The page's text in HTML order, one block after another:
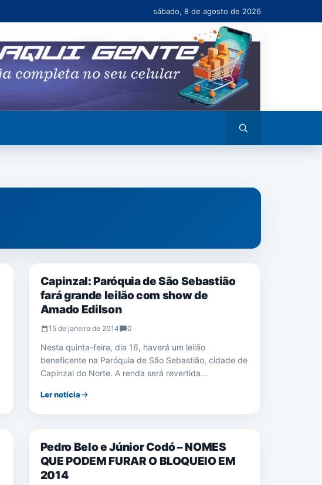
sábado, 8 de agosto de 2026
busca
CAPINZAL DO NORTE
Capinzal: Paróquia de São Sebastião
fará grande leilão com show de
Amado Edilson
15 de janeiro de 2014 0
Nesta quinta-feira, dia 16, haverá um leilão
beneficente na Paróquia de São Sebastião, cidade de
Capinzal do Norte. A renda será revertida…
Ler notícia
ELEIÇÕES 2014
Pedro Belo e Júnior Codó – NOMES
QUE PODEM FURAR O BLOQUEIO EM
2014